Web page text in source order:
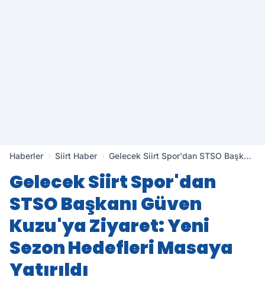
Haberler Siirt Haber
Gelecek Siirt Spor'dan STSO Başkanı
Hedefleri Masaya Yatırıldı
Gelecek Siirt Spor'dan
STSO Başkanı Güven
Kuzu'ya Ziyaret: Yeni
Sezon Hedefleri Masaya
Yatırıldı